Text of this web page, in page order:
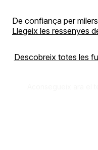
De confiança per
Llegeix les ressenyes
Descobreix totes les